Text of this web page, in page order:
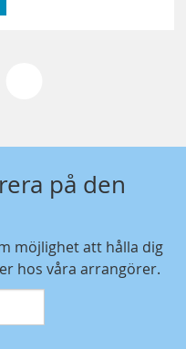
på den
möjlighet att hålla dig
hos våra arrangörer.